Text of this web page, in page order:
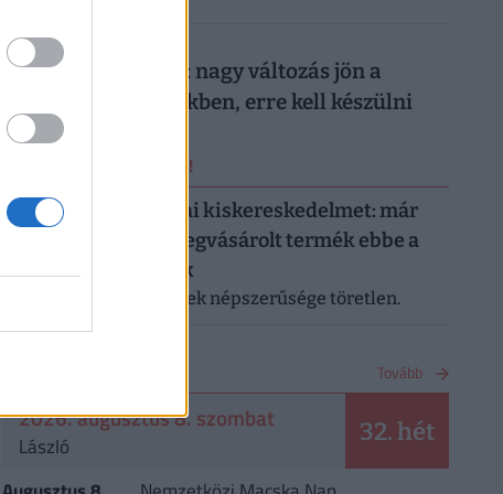
2026. augusztus 7.
Döntött a kormány: nagy változás jön a
háziorvosi rendelőkben, erre kell készülni
ERRŐL NE MARADJ LE!
Letarolták az európai kiskereskedelmet: már
minden második megvásárolt termék ebbe a
kategóriába tartozik
A saját márkás termékek népszerűsége töretlen.
Tovább
2026. augusztus 8. szombat
László 32. hét